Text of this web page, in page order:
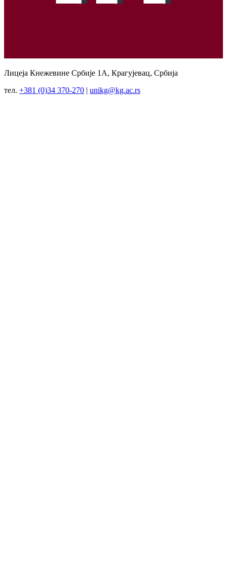
Лицеја Кнежевине Србије 1А, Крагујевац, Србија
тел. +381 (0)34 370-270 | unikg@kg.ac.rs